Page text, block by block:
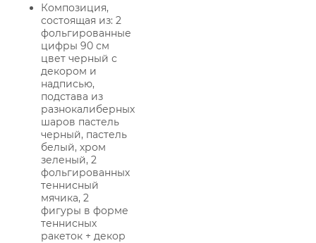
Композиция,
состоящая из: 2
фольгированные
цифры 90 см
цвет черный с
декором и
надписью,
подстава из
разнокалиберных
шаров пастель
черный, пастель
белый, хром
зеленый, 2
фольгированных
теннисный
мячика, 2
фигуры в форме
теннисных
ракеток + декор